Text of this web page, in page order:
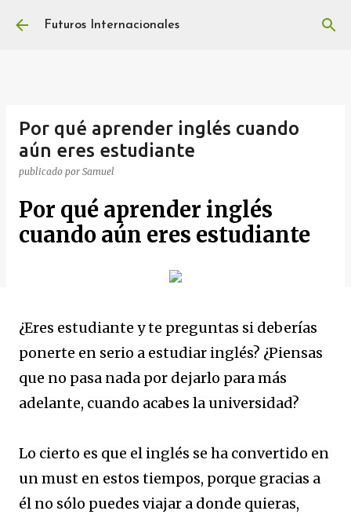
Ir al contenido principal
Futuros Internacionales
Por qué aprender inglés cuando
aún eres estudiante
publicado por Samuel
Por qué aprender inglés
cuando aún eres estudiante
¿Eres estudiante y te preguntas si deberías
ponerte en serio a estudiar inglés? ¿Piensas
que no pasa nada por dejarlo para más
adelante, cuando acabes la universidad?
Lo cierto es que el inglés se ha convertido en
un must en estos tiempos, porque gracias a
él no sólo puedes viajar a donde quieras,